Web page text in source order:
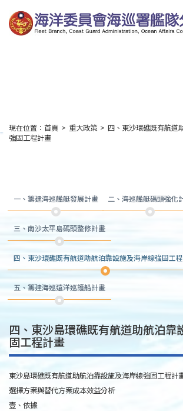
到
主
要
:::
現在位置： 首頁 > 重大政策 > 四、東沙環礁既有航道
強固工程計畫
一、籌建海巡艦艇發展計畫 二、海巡艦艇碼頭強化
三、南沙太平島碼頭整修計畫
四、東沙環礁既有航道助航泊靠設施及海岸線強固工
五、籌建海巡遠洋巡護船計畫
四、東沙島環礁既有航道助航泊靠
固工程計畫
東沙島環礁既有航道助航泊靠設施及海岸線強固工程計
選擇方案與替代方案成本效益分析
壹、依據